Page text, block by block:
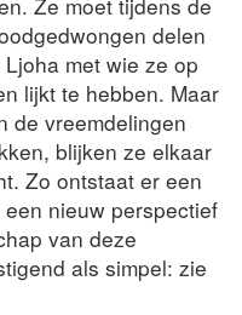
delen
met wie ze op
lijkt te hebben. Maar
de vreemdelingen
blijken ze elkaar
Zo ontstaat er een
nieuw perspectief
van deze
als simpel: zie